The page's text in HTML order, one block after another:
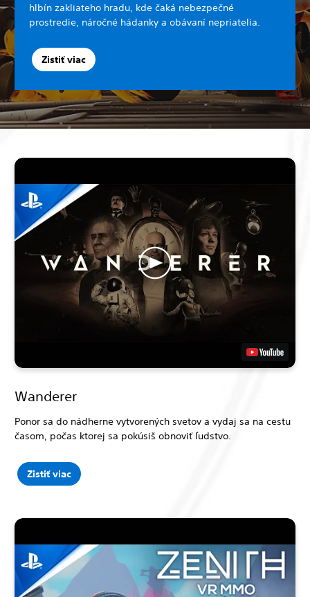
hlbín zakliateho hradu, kde čaká nebezpečné
prostredie, náročné hádanky a obávaní nepriatelia.
Zistiť viac
Wanderer
Ponor sa do nádherne vytvorených svetov a vydaj sa na cestu
časom, počas ktorej sa pokúsiš obnoviť ľudstvo.
Zistiť viac